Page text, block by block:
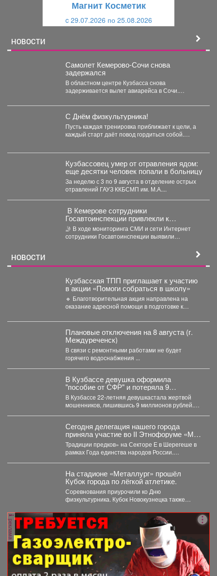
Магнит Косметик
c 29.07.2026 по 25.08.2026
НОВОСТИ
Самолет Кемерово-Сочи снова
задержался
В областном центре Кузбасса снова
задерживается вылет авиарейса в Сочи.
С Днём физкультурника!
Пусть каждая тренировка приближает к цели, а
каждый старт даёт повод гордиться собой.
Кузбассовец умер от отравления ядом:
еще десятки человек попали в больницу
За неделю с 3 по 9 августа в отделение острых
отравлений ГАУЗ ККБСМП им. М.А....
‍ В Кемерове сотрудники
Госавтоинспекции привлекли к
ответственности водителя за движение
по встречной полосе
🤳 В ходе мониторинга СМИ и сети Интернет
сотрудники Госавтоинспекции выявили
НОВОСТИ
Кузбасская ТПП приглашает к участию
в акции «Помоги собраться в школу»
🔹 Благотворительная акция направлена на
оказание адресной помощи в подготовке к
Плановые отключения на 8 августа (г.
Междуреченск)
В связи с ремонтными работами не будет
горячего водоснабжения ...
В Кузбассе девушка оформила
"пособие от СФР" и потеряла 9
миллионов
В Кузбассе 22-летняя девушкастала жертвой
мошенников, лишившись 9 миллионов рублей.
Сегодня делегация нашего города
приняла участие во II Этнофоруме «Мир
коренных народов.
Традиции предков» на Секторе Е в Шерегеше в
рамках Года единства народов России.
На стадионе «Металлург» прошёл
Кубок города по лёгкой атлетике.
Соревнования приурочили ко Дню
физкультурника. Кубок Новокузнецка также
«Шахтерское братство....
реклама